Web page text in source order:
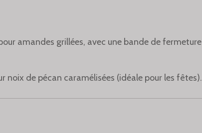
amandes grillées, avec une bande de fermeture
noix de pécan caramélisées (idéale pour les fêtes).